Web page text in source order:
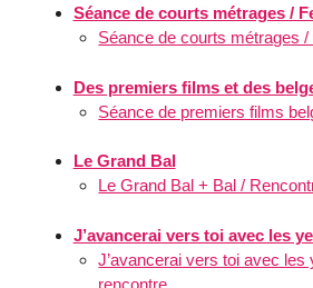
Séance de courts métrages /
Séance de courts métrages
Des premiers films et des
Séance de premiers films
Le Grand Bal
Le Grand Bal + Bal /
J’avancerai vers toi avec les
J’avancerai vers toi avec les